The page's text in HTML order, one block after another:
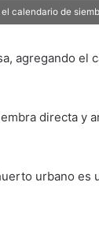
calendario de
agregando el
directa y
urbano es